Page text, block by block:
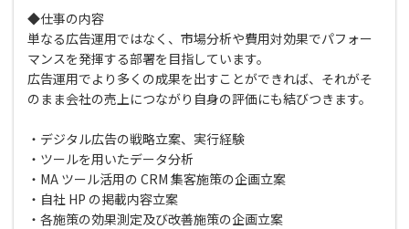
◆仕事の内容
単なる広告運用ではなく、市場分析や費用対効果でパフォー
マンスを発揮する部署を目指しています。
広告運用でより多くの成果を出すことができれば、それがそ
のまま会社の売上につながり自身の評価にも結びつきます。
・デジタル広告の戦略立案、実行経験
・ツールを用いたデータ分析
・MA ツール活用の CRM 集客施策の企画立案
・自社 HP の掲載内容立案
・各施策の効果測定及び改善施策の企画立案